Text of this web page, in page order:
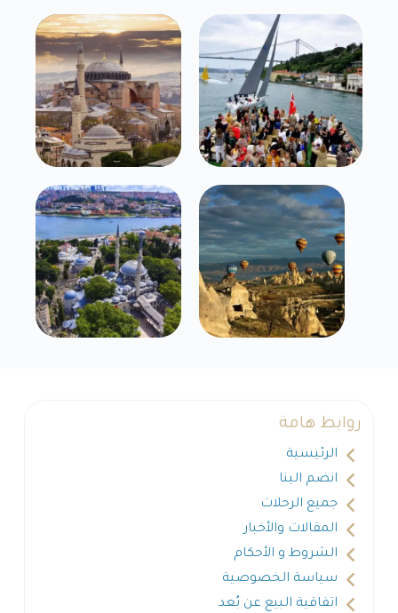
روابط هامة
الرئيسية
انضم الينا
جميع الرحلات
المقالات والأخبار
الشروط و الأحكام
سياسة الخصوصية
اتفاقية البيع عن بُعد